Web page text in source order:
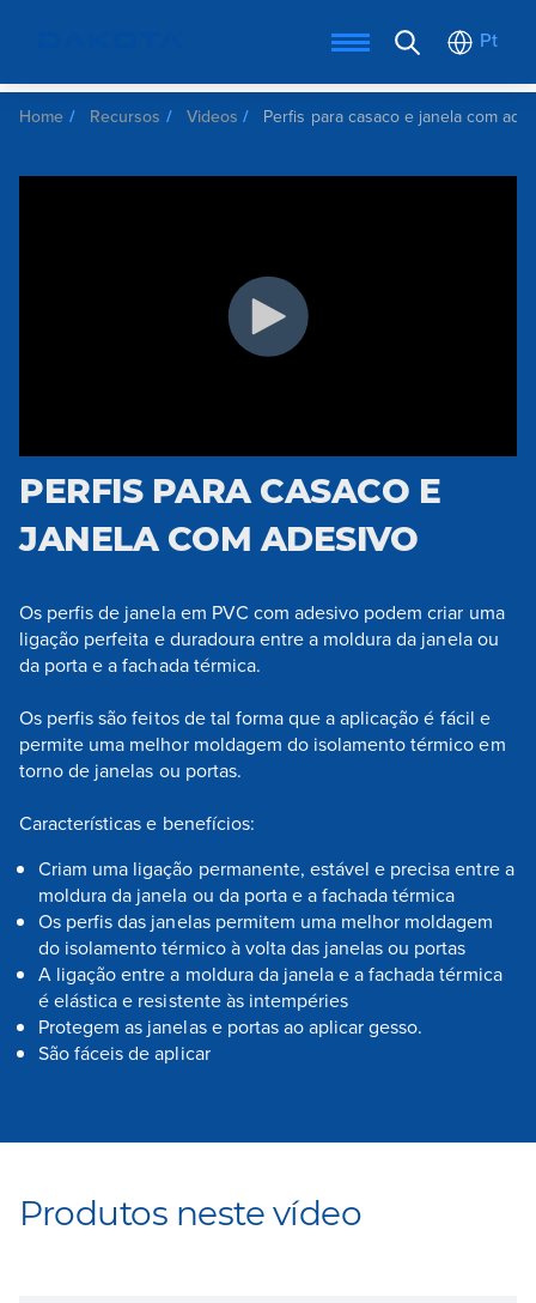
Pt
Home Recursos Videos Perfis para casaco e janela com
PERFIS PARA CASACO E
JANELA COM ADESIVO
Os perfis de janela em PVC com adesivo podem criar uma
ligação perfeita e duradoura entre a moldura da janela ou
da porta e a fachada térmica.
Os perfis são feitos de tal forma que a aplicação é fácil e
permite uma melhor moldagem do isolamento térmico em
torno de janelas ou portas.
Características e benefícios:
Criam uma ligação permanente, estável e precisa entre a
moldura da janela ou da porta e a fachada térmica
Os perfis das janelas permitem uma melhor moldagem
do isolamento térmico à volta das janelas ou portas
A ligação entre a moldura da janela e a fachada térmica
é elástica e resistente às intempéries
Protegem as janelas e portas ao aplicar gesso.
São fáceis de aplicar
Produtos neste vídeo